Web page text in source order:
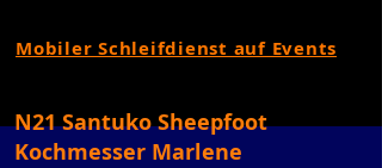
Mobiler Schleifdienst auf Events
N21 Santuko Sheepfoot
Kochmesser Marlene